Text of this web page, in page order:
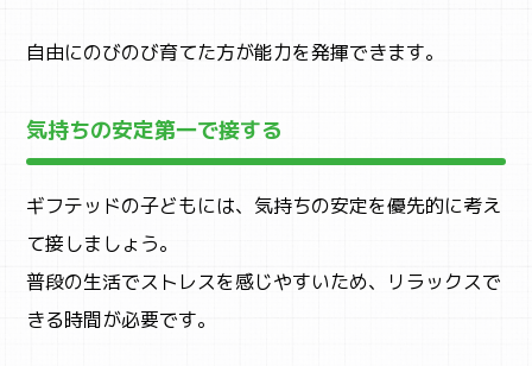
自由にのびのび育てた方が能力を発揮できます。
気持ちの安定第一で接する
ギフテッドの子どもには、気持ちの安定を優先的に考え
て接しましょう。
普段の生活でストレスを感じやすいため、リラックスで
きる時間が必要です。